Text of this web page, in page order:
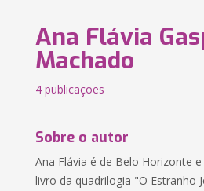
Ana Flávia
Machado
4 publicações
Sobre o autor
Ana Flávia é de Belo Horizonte
livro da quadrilogia "O Estranho